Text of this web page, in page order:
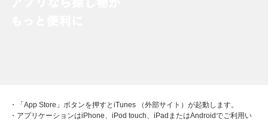
・「App Store」ボタンを押すとiTunes （外部サイト）が起動します。
・アプリケーションはiPhone、iPod touch、iPadまたはAndroidでご利用い